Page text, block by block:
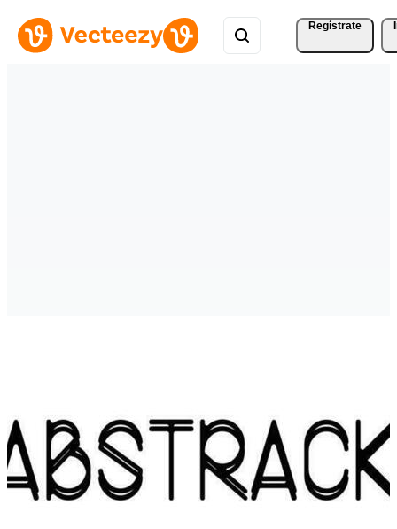
Regístrate